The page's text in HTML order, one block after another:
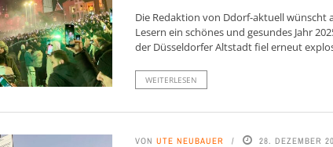
Die Redaktion von Ddorf-aktuell wünscht
Lesern ein schönes und gesundes Jahr
der Düsseldorfer Altstadt fiel erneut
WEITERLESEN
VON UTE NEUBAUER 28. DEZEMBER